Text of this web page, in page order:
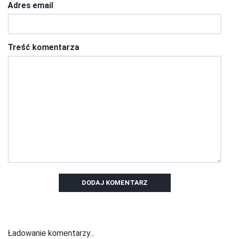
Adres email
Treść komentarza
DODAJ KOMENTARZ
Ładowanie komentarzy...